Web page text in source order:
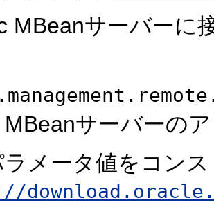
MBeanサーバーに
MBeanサーバーの
メータ値をコン